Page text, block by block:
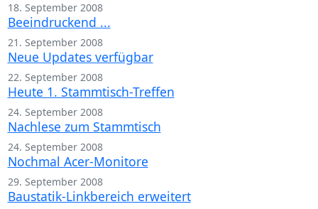
18. September 2008
Beeindruckend ...
21. September 2008
Neue Updates verfügbar
22. September 2008
Heute 1. Stammtisch-Treffen
24. September 2008
Nachlese zum Stammtisch
24. September 2008
Nochmal Acer-Monitore
29. September 2008
Baustatik-Linkbereich erweitert